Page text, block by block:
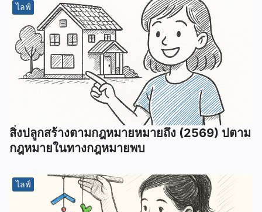
ไลฟ์
สิ่งปลูกสร้างตามกฎหมายหมายถึง (2569) ปตาม
กฎหมายในทางกฎหมายพบ
ไลฟ์